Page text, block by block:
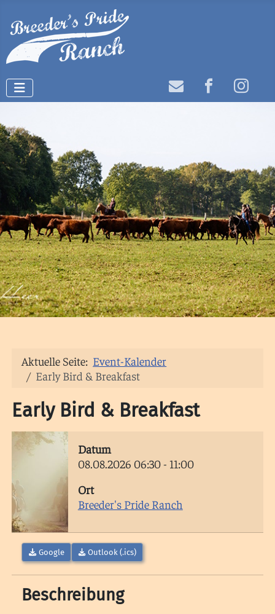
Aktuelle Seite: Event-Kalender
Early Bird & Breakfast
Early Bird & Breakfast
Datum
08.08.2026 06:30- 11:00
Ort
Breeder's Pride Ranch
Google Outlook (.ics)
Beschreibung